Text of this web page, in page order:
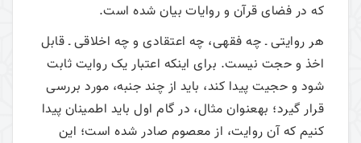
که در فضای قرآن و روایات بیان شده است.
هر روایتی ـ چه فقهی، چه اعتقادی و چه اخلاقی ـ قابل
اخذ و حجت نیست. برای اینکه اعتبار یک روایت ثابت
شود و حجیت پیدا کند، باید از چند جنبه، مورد بررسی
قرار گیرد؛ به­عنوان مثال، در گام اول باید اطمینان پیدا
کنیم که آن روایت، از معصوم صادر شده است؛ این